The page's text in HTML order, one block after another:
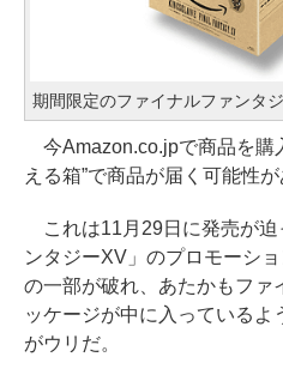
期間限定のファイナルファンタ
今Amazon.co.jpで商品を購
える箱”で商品が届く可能性が
これは11月29日に発売が迫
ンタジーXV」のプロモーシ
の一部が破れ、あたかもファ
ッケージが中に入っているよ
がウリだ。